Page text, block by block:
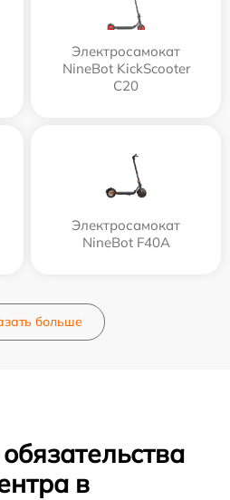
Электросамокат
NineBot KickScooter
C20
Электросамокат
NineBot F40A
больше
в